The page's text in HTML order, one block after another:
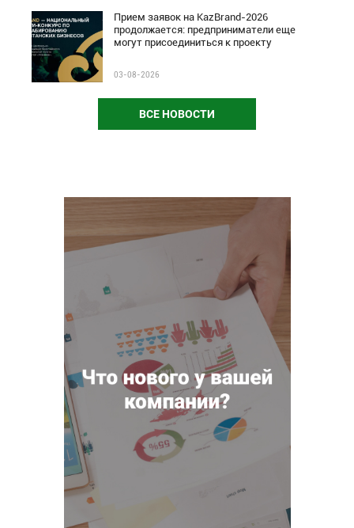
Прием заявок на KazBrand-2026
продолжается: предприниматели еще
могут присоединиться к проекту
03-08-2026
ВСЕ НОВОСТИ